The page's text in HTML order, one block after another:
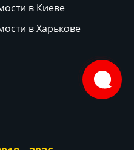
в Киеве
в Харькове